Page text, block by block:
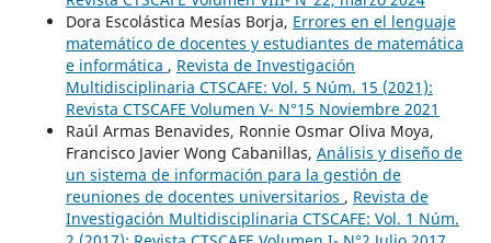
Dora Escolástica Mesías Borja, Errores en el lenguaje
matemático de docentes y estudiantes de matemática
e informática , Revista de Investigación
Multidisciplinaria CTSCAFE: Vol. 5 Núm. 15 (2021):
Revista CTSCAFE Volumen V- N°15 Noviembre 2021
Raúl Armas Benavides, Ronnie Osmar Oliva Moya,
Francisco Javier Wong Cabanillas, Análisis y diseño de
un sistema de información para la gestión de
reuniones de docentes universitarios , Revista de
Investigación Multidisciplinaria CTSCAFE: Vol. 1 Núm.